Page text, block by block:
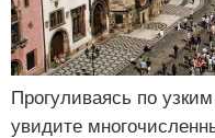
Прогуливаясь по
увидите